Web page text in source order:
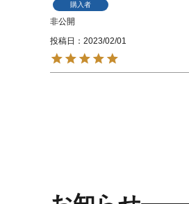
購入者
非公開
投稿日
2023/02/01